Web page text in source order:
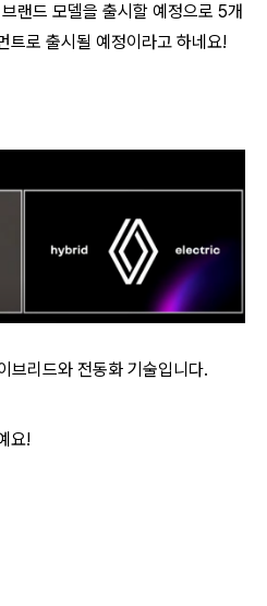
랜드 모델을 출시할 예정으로 5개
트로 출시될 예정이라고 하네요!
브리드와 전동화 기술입니다.
요!